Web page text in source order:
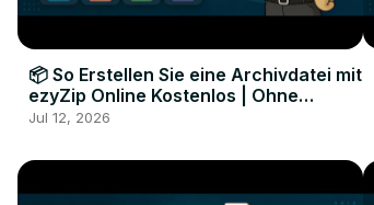
📦 So Erstellen Sie eine Archivdatei mit
ezyZip Online Kostenlos | Ohne
Softwareinstallation
Jul 12, 2026